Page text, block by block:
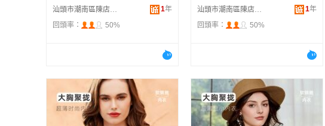
汕頭市潮南區陳店安多百貨商行
1年
回頭率：
50%
汕頭市潮南區陳店安多百貨商行
1年
回頭率：
50%